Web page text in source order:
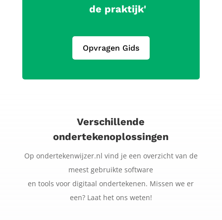
de praktijk'
Opvragen Gids
Verschillende
ondertekenoplossingen
Op ondertekenwijzer.nl vind je een overzicht van de
meest gebruikte software
en tools voor digitaal ondertekenen. Missen we er
een? Laat het ons weten!